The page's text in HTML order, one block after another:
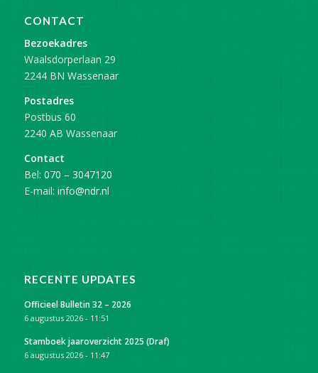
CONTACT
Bezoekadres
Waalsdorperlaan 29
2244 BN Wassenaar
Postadres
Postbus 60
2240 AB Wassenaar
Contact
Bel: 070 – 3047120
E-mail: info@ndr.nl
RECENTE UPDATES
Officieel Bulletin 32 – 2026
6 augustus 2026 - 11:51
Stamboek jaaroverzicht 2025 (Draf)
6 augustus 2026 - 11:47